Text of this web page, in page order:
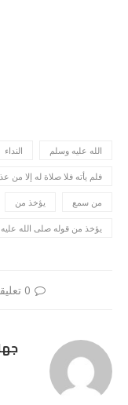
الله عليه وسلم النداء
فلم يأته فلا صلاة له إلا من
من سمع يؤخذ من
يؤخذ من قوله صلى الله
0 تعليقات